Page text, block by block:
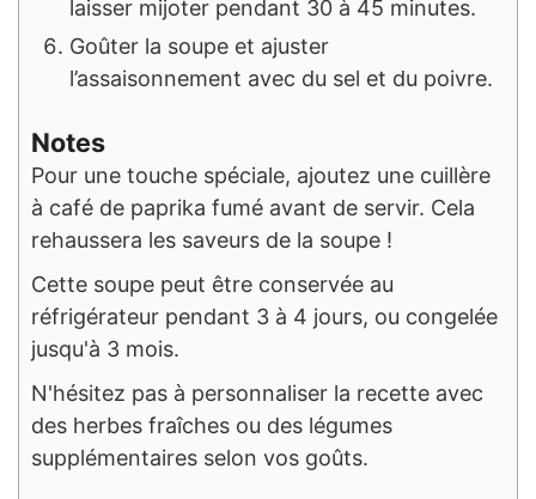
laisser mijoter pendant 30 à 45 minutes.
Goûter la soupe et ajuster
l’assaisonnement avec du sel et du poivre.
Notes
Pour une touche spéciale, ajoutez une cuillère
à café de paprika fumé avant de servir. Cela
rehaussera les saveurs de la soupe !
Cette soupe peut être conservée au
réfrigérateur pendant 3 à 4 jours, ou congelée
jusqu'à 3 mois.
N'hésitez pas à personnaliser la recette avec
des herbes fraîches ou des légumes
supplémentaires selon vos goûts.